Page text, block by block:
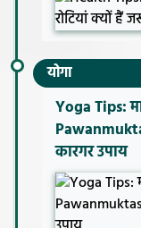
योगा
Yoga Tips:
कारगर उपाय